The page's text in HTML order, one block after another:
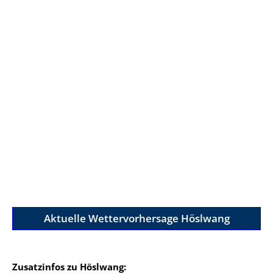
Aktuelle Wettervorhersage Höslwang
Zusatzinfos zu Höslwang: